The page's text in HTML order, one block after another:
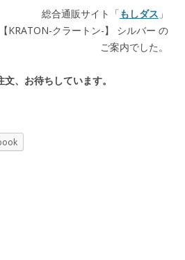
総合通販サイト「もしダス 」
KRATON-クラートン-】 シルバー の
ご案内でした。
、お待ちしています。